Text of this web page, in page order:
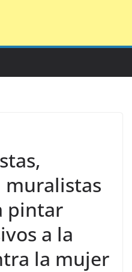
muralistas
pintar
a la
la mujer